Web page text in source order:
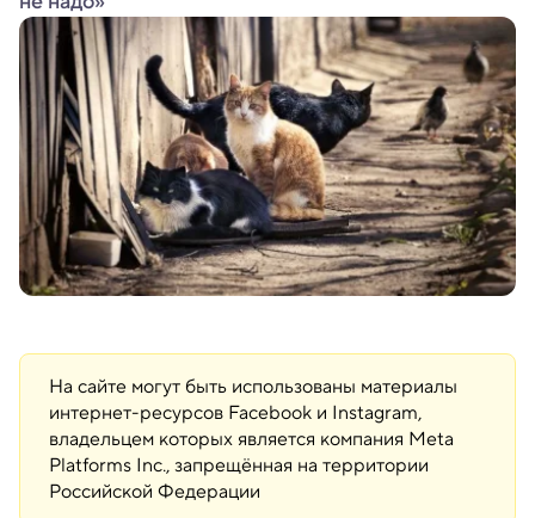
На сайте могут быть использованы материалы
интернет-ресурсов Facebook и Instagram,
владельцем которых является компания Meta
Platforms Inc., запрещённая на территории
Российской Федерации